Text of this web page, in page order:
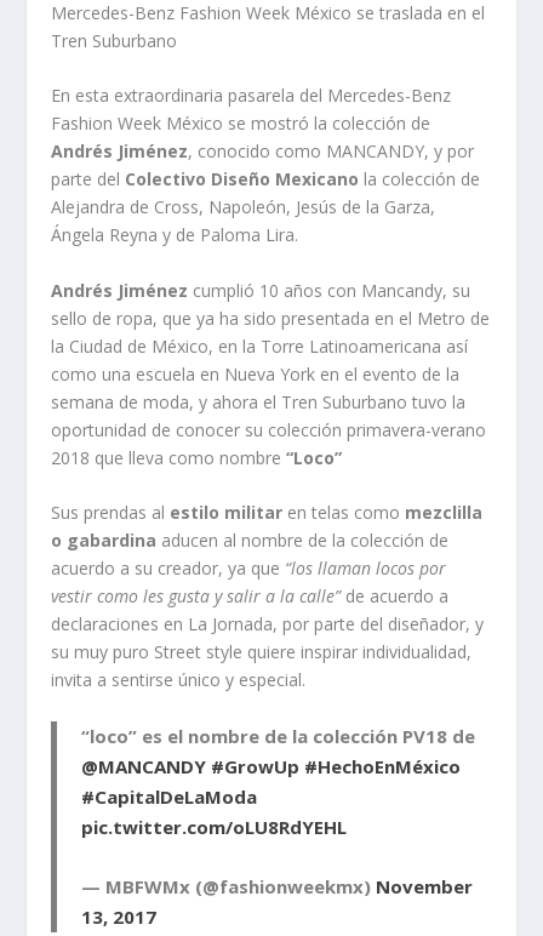
Mercedes-Benz Fashion Week México se traslada en el
Tren Suburbano
En esta extraordinaria pasarela del Mercedes-Benz
Fashion Week México se mostró la colección de
Andrés Jiménez, conocido como MANCANDY, y por
parte del Colectivo Diseño Mexicano la colección de
Alejandra de Cross, Napoleón, Jesús de la Garza,
Ángela Reyna y de Paloma Lira.
Andrés Jiménez cumplió 10 años con Mancandy, su
sello de ropa, que ya ha sido presentada en el Metro de
la Ciudad de México, en la Torre Latinoamericana así
como una escuela en Nueva York en el evento de la
semana de moda, y ahora el Tren Suburbano tuvo la
oportunidad de conocer su colección primavera-verano
2018 que lleva como nombre“Loco”
Sus prendas al estilo militar en telas como mezclilla
o gabardina aducen al nombre de la colección de
acuerdo a su creador, ya que “los llaman locos por
vestir como les gusta y salir a la calle”de acuerdo a
declaraciones en La Jornada, por parte del diseñador, y
su muy puro Street style quiere inspirar individualidad,
invita a sentirse único y especial.
“loco” es el nombre de la colección PV18 de
@MANCANDY #GrowUp #HechoEnMéxico
#CapitalDeLaModa
pic.twitter.com/oLU8RdYEHL
— MBFWMx (@fashionweekmx) November
13, 2017